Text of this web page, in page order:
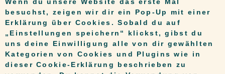
Wenn du unsere Website das erste Mal
besuchst, zeigen wir dir ein Pop-Up mit einer
Erklärung über Cookies. Sobald du auf
„Einstellungen speichern“ klickst, gibst du
uns deine Einwilligung alle von dir gewählten
Kategorien von Cookies und Plugins wie in
dieser Cookie-Erklärung beschrieben zu